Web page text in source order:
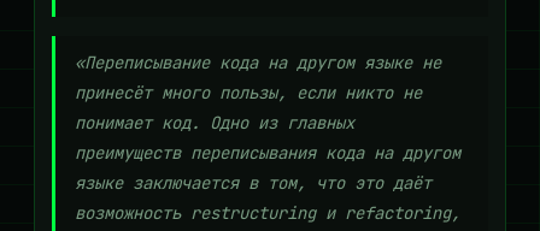
«Переписывание кода на другом языке не
принесёт много пользы, если никто не
понимает код. Одно из главных
преимуществ переписывания кода на другом
языке заключается в том, что это даёт
возможность restructuring и refactoring,